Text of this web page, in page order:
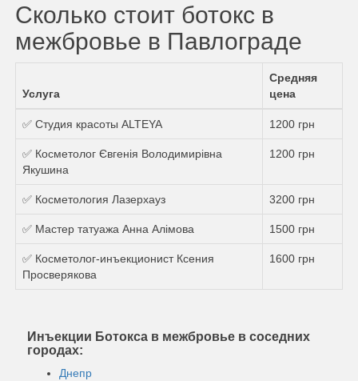
Сколько стоит ботокс в
межбровье в Павлограде
Услуга
Средняя
цена
✅ Студия красоты ALTEYA 1200 грн
✅ Косметолог Євгенія Володимирівна
Якушина
1200 грн
✅ Косметология Лазерхауз 3200 грн
✅ Мастер татуажа Анна Алімова 1500 грн
✅ Косметолог-инъекционист Ксения
Просверякова
1600 грн
Инъекции Ботокса в межбровье в соседних
городах:
Днепр